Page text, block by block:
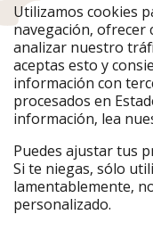
PiratinViaggio
VakantiePiraten
VoyagesPirates
Urlaubspiraten
TravelPirates
Nuestro grupo
HolidayPirates
Conócenos mejor
Sobre ViajerosPiratas
Utilizamos cookies
navegación, ofrecer
analizar nuestro
aceptas esto y
información con
procesados en
información, lea
Puedes ajustar tus
Si te niegas, sólo
lamentablemente,
personalizado.